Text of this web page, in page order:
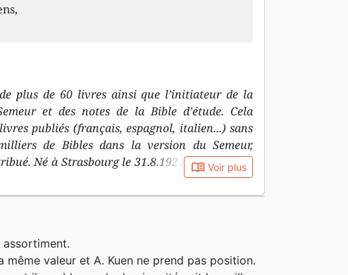
plus de 60 livres ainsi que l’initiateur de la
et des notes de la Bible d’étude. Cela
publiés (français, espagnol, italien...) sans
de Bibles dans la version du Semeur,
Né à Strasbourg le 31.8.1921, Alfred est le
Lina, née Kaetzel. Il a une enfance heureuse et
Sa maman joue un rôle important dans sa
elle prie et chante des cantiques avec lui. Elle
l’église luthérienne d’Alsace-Lorraine, il fait sa
est marquante, parce qu’il prend au
book_open Voir plus
même valeur et A. Kuen ne prend pas position.